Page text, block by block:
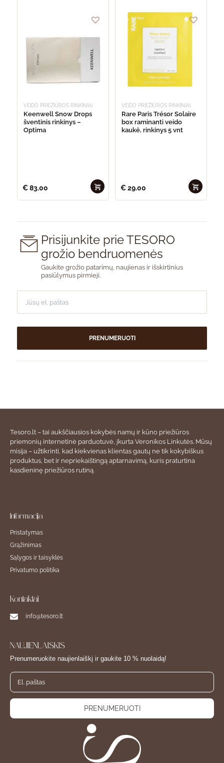
VEIDO PRIEŽIŪROS RINKINIAI
Keenwell Snow Drops
šventinis rinkinys –
Optima
€83.00
VEIDO PRIEŽIŪROS RINKINIAI
Rare Paris Trésor Solaire
box raminanti veido
kaukė, rinkinys 5 vnt
€29.00
Prisijunkite prie TESORO
grožio bendruomenės
Gaukite grožio patarimų, naujienas ir išskirtinius
pasiūlymus pirmieji.
PRENUMERUOTI
Tesoro.lt – tai aukščiausios kokybės namų ir kūno priežiūros
priemonių internetinė parduotuvė, įkurta Veronikos Linkutės. Mūsų
misija – užtikrinti, kad kiekvienas klientas gautų ne tik kokybiškus
produktus, bet ir nepriekaištingą aptarnavimą, kuris praturtina
kasdieninę priežiūros rutiną.
Informacija
Pristatymas
Grąžinimas
Sąlygos ir taisyklės
Privatumo politika
Kontaktai
info@tesoro.lt
NAUJIENLAIŠKIS
Prenumeruokite naujienlaiškį ir gaukite 10 % nuolaidą!
PRENUMERUOTI